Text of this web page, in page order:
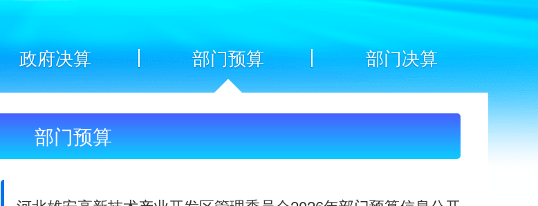
政府决算 部门预算 部门决算
部门预算